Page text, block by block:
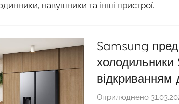
навушники та інші пристрої.
Samsung
відкриванням
Оприлюднено